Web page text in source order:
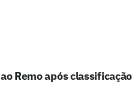
Remo após classificação